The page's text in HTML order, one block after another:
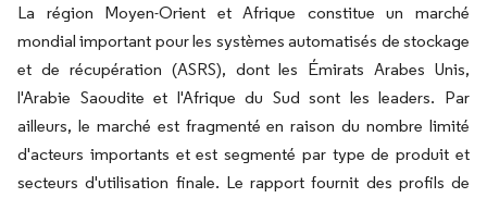
La région Moyen-Orient et Afrique constitue un marché
mondial important pour les systèmes automatisés de stockage
et de récupération (ASRS), dont les Émirats Arabes Unis,
l'Arabie Saoudite et l'Afrique du Sud sont les leaders. Par
ailleurs, le marché est fragmenté en raison du nombre limité
d'acteurs importants et est segmenté par type de produit et
secteurs d'utilisation finale. Le rapport fournit des profils de